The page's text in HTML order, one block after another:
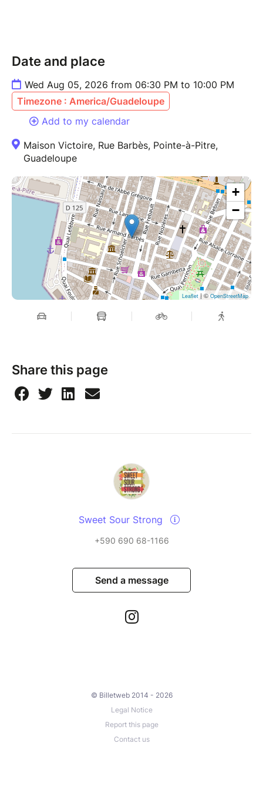
Date and place
Wed Aug 05, 2026 from 06:30 PM to 10:00 PM
Timezone : America/Guadeloupe
Add to my calendar
Maison Victoire, Rue Barbès, Pointe-à-Pitre,
Guadeloupe
+
−
Leaflet| ©OpenStreetMap
Share this page
Sweet Sour Strong
+590 690 68-1166
Send a message
© Billetweb 2014 - 2026
Legal Notice
Report this page
Contact us